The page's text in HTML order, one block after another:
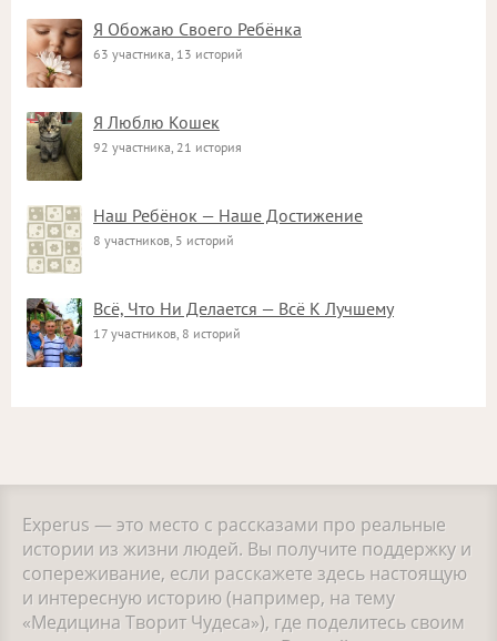
Я Обожаю Своего Ребёнка
63 участника, 13 историй
Я Люблю Кошек
92 участника, 21 история
Наш Ребёнок — Наше Достижение
8 участников, 5 историй
Всё, Что Ни Делается — Всё К Лучшему
17 участников, 8 историй
Experus — это место с рассказами про реальные
истории из жизни людей. Вы получите поддержку и
сопереживание, если расскажете здесь настоящую
и интересную историю (например, на тему
«Медицина Творит Чудеса»), где поделитесь своим